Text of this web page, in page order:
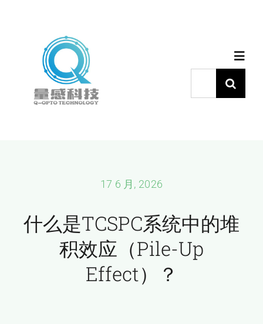
应用中心
索：
17 6 月, 2026
什么是TCSPC系统中的堆
积效应（pile-Up
Effect）？